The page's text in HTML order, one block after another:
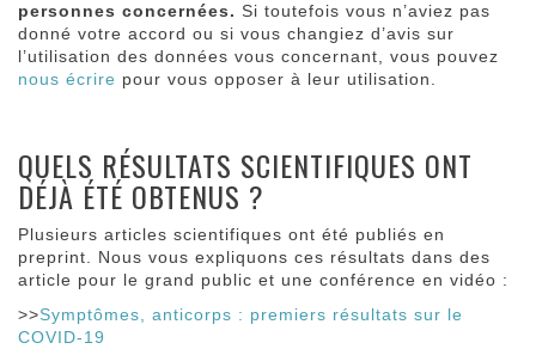
personnes concernées. Si toutefois vous n’aviez pas
donné votre accord ou si vous changiez d’avis sur
l’utilisation des données vous concernant, vous pouvez
nous écrire pour vous opposer à leur utilisation.
QUELS RÉSULTATS SCIENTIFIQUES ONT
DÉJÀ ÉTÉ OBTENUS ?
Plusieurs articles scientifiques ont été publiés en
preprint. Nous vous expliquons ces résultats dans des
article pour le grand public et une conférence en vidéo :
>>Symptômes, anticorps : premiers résultats sur le
COVID-19